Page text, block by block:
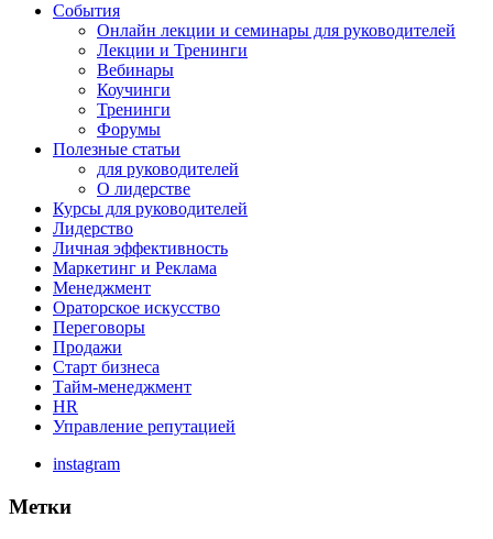
События
Онлайн лекции и семинары для руководителей
Лекции и Тренинги
Вебинары
Коучинги
Тренинги
Форумы
Полезные статьи
для руководителей
О лидерстве
Курсы для руководителей
Лидерство
Личная эффективность
Маркетинг и Реклама
Менеджмент
Ораторское искусство
Переговоры
Продажи
Старт бизнеса
Тайм-менеджмент
HR
Управление репутацией
instagram
Метки